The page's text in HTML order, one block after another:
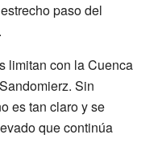
paso del
limitan con la Cuenca
Sin
es tan claro y se
que continúa